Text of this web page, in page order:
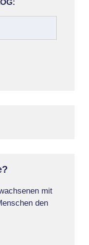
mit
den